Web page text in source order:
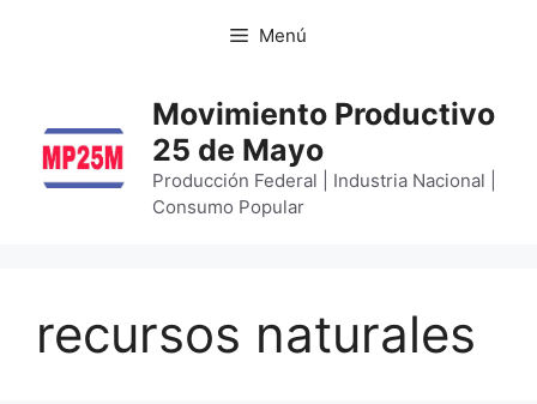
Menú
Movimiento Productivo
25 de Mayo
Producción Federal | Industria Nacional |
Consumo Popular
recursos naturales